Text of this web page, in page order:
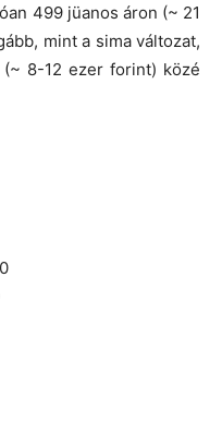
499 jüanos áron (~ 21
mint a sima változat,
8-12 ezer forint) közé